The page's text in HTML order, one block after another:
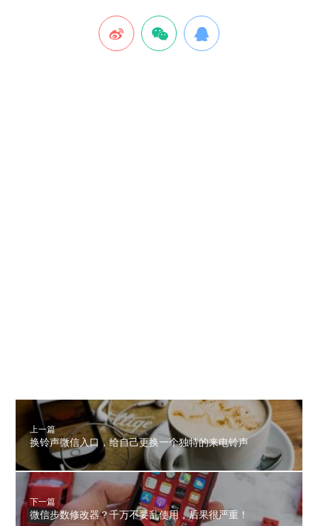
上一篇
换铃声微信入口，给自己更换一个独特的来电铃声
下一篇
微信步数修改器？千万不要乱使用，后果很严重！